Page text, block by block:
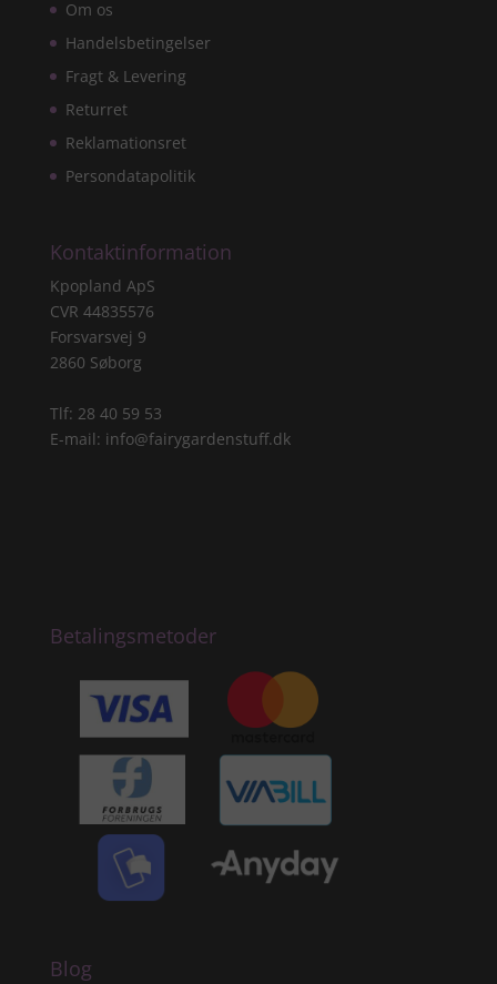
Om os
Handelsbetingelser
Fragt & Levering
Returret
Reklamationsret
Persondatapolitik
Kontaktinformation
Kpopland ApS
CVR 44835576
Forsvarsvej 9
2860 Søborg
Tlf: 28 40 59 53
E-mail: info@fairygardenstuff.dk
Betalingsmetoder
Blog